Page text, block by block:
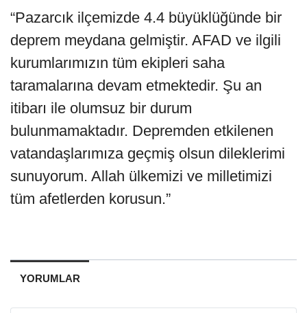
“Pazarcık ilçemizde 4.4 büyüklüğünde bir
deprem meydana gelmiştir. AFAD ve ilgili
kurumlarımızın tüm ekipleri saha
taramalarına devam etmektedir. Şu an
itibarı ile olumsuz bir durum
bulunmamaktadır. Depremden etkilenen
vatandaşlarımıza geçmiş olsun dileklerimi
sunuyorum. Allah ülkemizi ve milletimizi
tüm afetlerden korusun.”
YORUMLAR